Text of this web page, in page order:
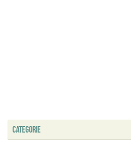
CATEGORIE